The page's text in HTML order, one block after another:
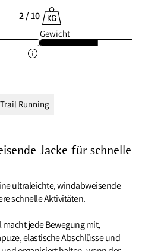
2 / 10
Gewicht
Jacke für schnelle
ultraleichte, windabweisende
schnelle Aktivitäten.
jede Bewegung mit,
elastische Abschlüsse und
Trail Running